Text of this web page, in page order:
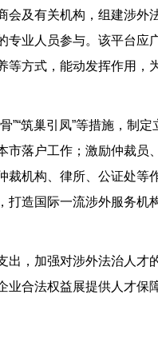
会及有关机构，组建涉外
业人员参与。该平台应
方式，能动发挥作用，
”“筑巢引凤”等措施，制
落户工作；激励仲裁员
机构、律所、公证处等
造国际一流涉外服务机
，加强对涉外法治人才
合法权益展提供人才保障